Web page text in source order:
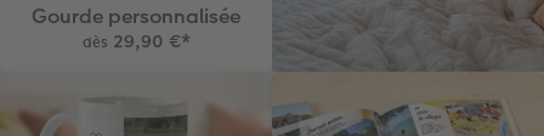
Gourde personnalisée
dès 29,90 €*